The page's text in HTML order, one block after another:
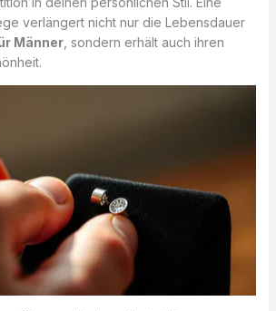
verlängert nicht nur die Lebensdauer
Männer, sondern erhält auch ihren